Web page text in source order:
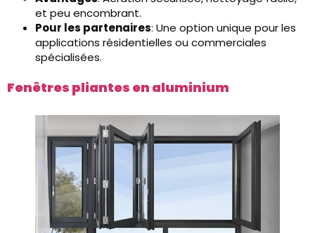
et peu encombrant.
Pour les partenaires: Une option unique pour les
applications résidentielles ou commerciales
spécialisées.
Fenêtres pliantes en aluminium